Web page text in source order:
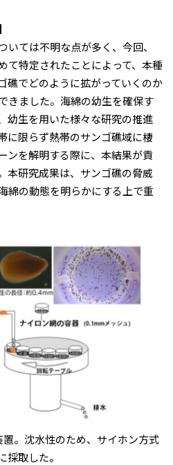
ては不明な点が多く、今回、
て特定されたことによって、本種
礁でどのように拡がっていくのか
きました。海綿の幼生を確保す
幼生を用いた様々な研究の推進
に限らず熱帯のサンゴ礁域に棲
ンを解明する際に、本結果が貢
本研究成果は、サンゴ礁の脅威
綿の動態を明らかにする上で重
。沈水性のため、サイホン方式
採取した。